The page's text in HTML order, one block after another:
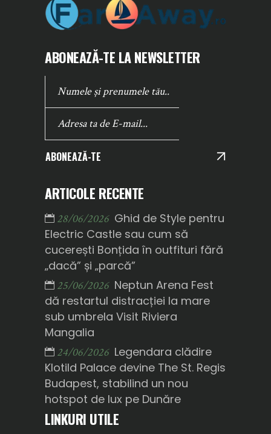
ABONEAZĂ-TE LA NEWSLETTER
ABONEAZĂ-TE
ARTICOLE RECENTE
28/06/2026 Ghid de Style pentru
Electric Castle sau cum să
cucerești Bonțida în outfituri fără
„dacă” și „parcă”
25/06/2026 Neptun Arena Fest
dă restartul distracției la mare
sub umbrela Visit Riviera
Mangalia
24/06/2026 Legendara clădire
Klotild Palace devine The St. Regis
Budapest, stabilind un nou
hotspot de lux pe Dunăre
LINKURI UTILE